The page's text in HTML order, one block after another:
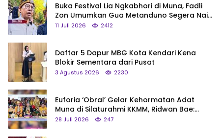
Buka Festival Lia Ngkabhori di Muna, Fadli
Zon Umumkan Gua Metanduno Segera Naik
Status Jadi Cagar Budaya Nasional
11 Juli 2026 2412
Daftar 5 Dapur MBG Kota Kendari Kena
Blokir Sementara dari Pusat
3 Agustus 2026 2230
Euforia ‘Obral’ Gelar Kehormatan Adat
Muna di Silaturahmi KKMM, Ridwan Bae:
Saya Bukan Tipe Begitu, Belum Pantas!
28 Juli 2026 247